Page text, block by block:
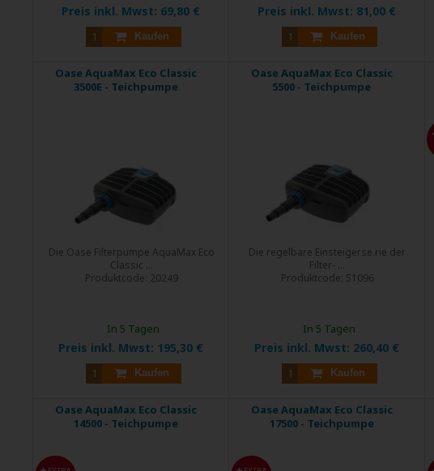
Preis inkl. Mwst: 69,80 €
Kaufen
Preis inkl. Mwst: 81,00 €
Kaufen
Oase AquaMax Eco Classic
3500E - Teichpumpe
Die Oase Filterpumpe AquaMax Eco
Classic ...
Produktcode: 20249
Preis inkl. Mwst: 195,30 €
Kaufen
In 5 Tagen
Oase AquaMax Eco Classic
5500 - Teichpumpe
Die regelbare Einsteigerse.rie der
Filter- ...
Produktcode: 51096
Preis inkl. Mwst: 260,40 €
Kaufen
In 5 Tagen
Oase AquaMax Eco Classic
14500 - Teichpumpe
Oase AquaMax Eco Classic
17500 - Teichpumpe